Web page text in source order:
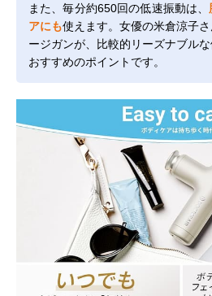
また、毎分約650回の低速振動は、
アにも使えます。女優の米倉涼子
ージガンが、比較的リーズナブル
おすすめのポイントです。